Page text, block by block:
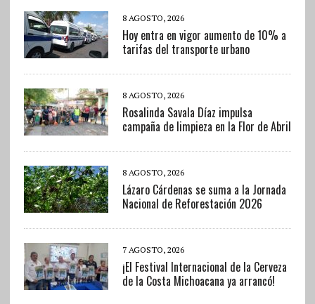
8 AGOSTO, 2026
Hoy entra en vigor aumento de 10% a
tarifas del transporte urbano
8 AGOSTO, 2026
Rosalinda Savala Díaz impulsa
campaña de limpieza en la Flor de Abril
8 AGOSTO, 2026
Lázaro Cárdenas se suma a la Jornada
Nacional de Reforestación 2026
7 AGOSTO, 2026
¡El Festival Internacional de la Cerveza
de la Costa Michoacana ya arrancó!